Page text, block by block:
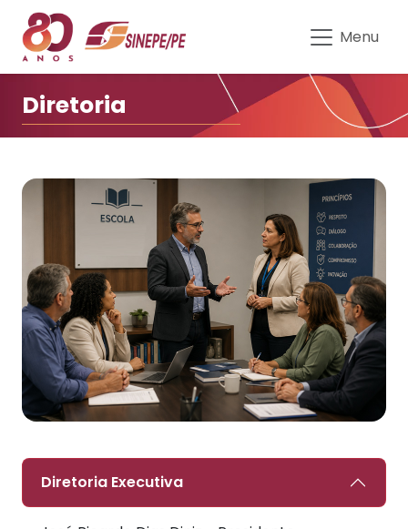
Diretoria do Sinepe-PE |
Menu
Diretoria
Diretoria Executiva